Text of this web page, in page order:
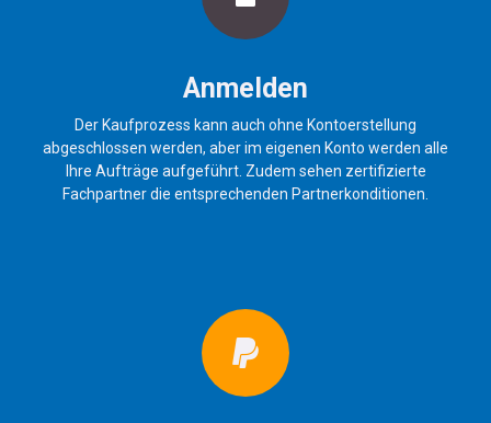
Anmelden
Der Kaufprozess kann auch ohne Kontoerstellung
abgeschlossen werden, aber im eigenen Konto werden alle
Ihre Aufträge aufgeführt. Zudem sehen zertifizierte
Fachpartner die entsprechenden Partnerkonditionen.